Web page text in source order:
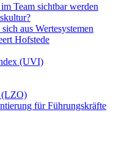
Team sichtbar werden
aus Wertesystemen
Hofstede
(UVI)
(LZO)
für Führungskräfte